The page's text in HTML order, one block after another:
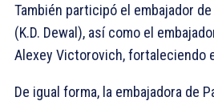
También participó el embajador de
(K.D. Dewal), así como el
Alexey Victorovich, fortaleciendo
De igual forma, la embajadora de